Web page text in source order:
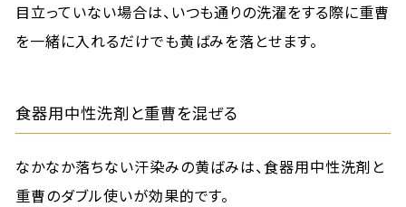
目立っていない場合は、いつも通りの洗濯をする際に重曹
を一緒に入れるだけでも黄ばみを落とせます。
食器用中性洗剤と重曹を混ぜる
なかなか落ちない汗染みの黄ばみは、食器用中性洗剤と
重曹のダブル使いが効果的です。